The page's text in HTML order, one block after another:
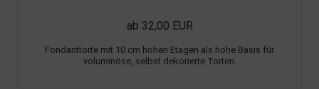
ab 32,00 EUR
Fondanttorte mit 10 cm hohen Etagen als hohe Basis für
voluminöse, selbst dekorierte Torten.